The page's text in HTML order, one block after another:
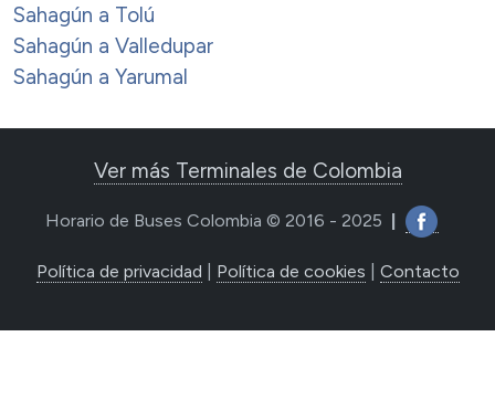
Sahagún a Tolú
Sahagún a Valledupar
Sahagún a Yarumal
Ver más Terminales de Colombia
Horario de Buses Colombia © 2016 - 2025
Política de privacidad Política de cookies Contacto